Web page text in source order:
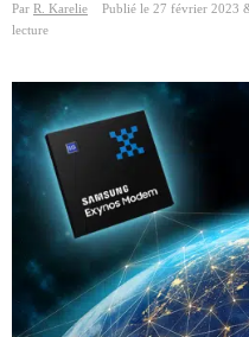
Par R. Karelie Publié le 27 février 2023
lecture